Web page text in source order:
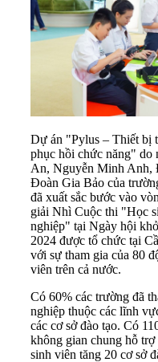
Dự án "Pylus – Thiết bị
phục hồi chức năng" do
An, Nguyễn Minh Anh,
Đoàn Gia Bảo của
đã xuất sắc bước vào
giải Nhì Cuộc thi "Học
nghiệp" tại Ngày hội
2024 được tổ chức tại
với sự tham gia của 80
viên trên cả nước.
Có 60% các trường đã
nghiệp thuộc các lĩnh
các cơ sở đào tạo. Có
không gian chung hỗ
sinh viên tăng 20 cơ sở